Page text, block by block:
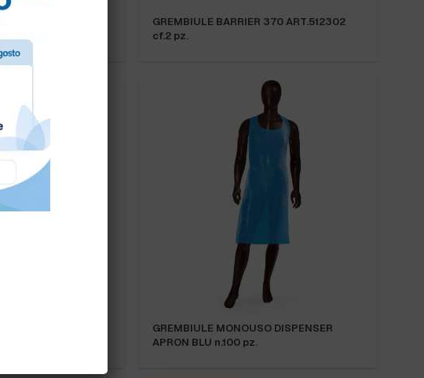
pezzi
GREMBIULE BARRIER 370 ART.512302
cf.2 pz.
GREMBIULE MONOUSO DISPENSER
APRON BLU n.100 pz.